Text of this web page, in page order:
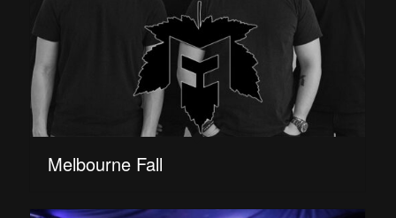
Melbourne Fall